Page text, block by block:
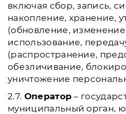
включая сбор, запись,
накопление, хранение,
(обновление,
использование,
(распространение,
обезличивание,
уничтожение
2.7. Оператор –
муниципальный орган,